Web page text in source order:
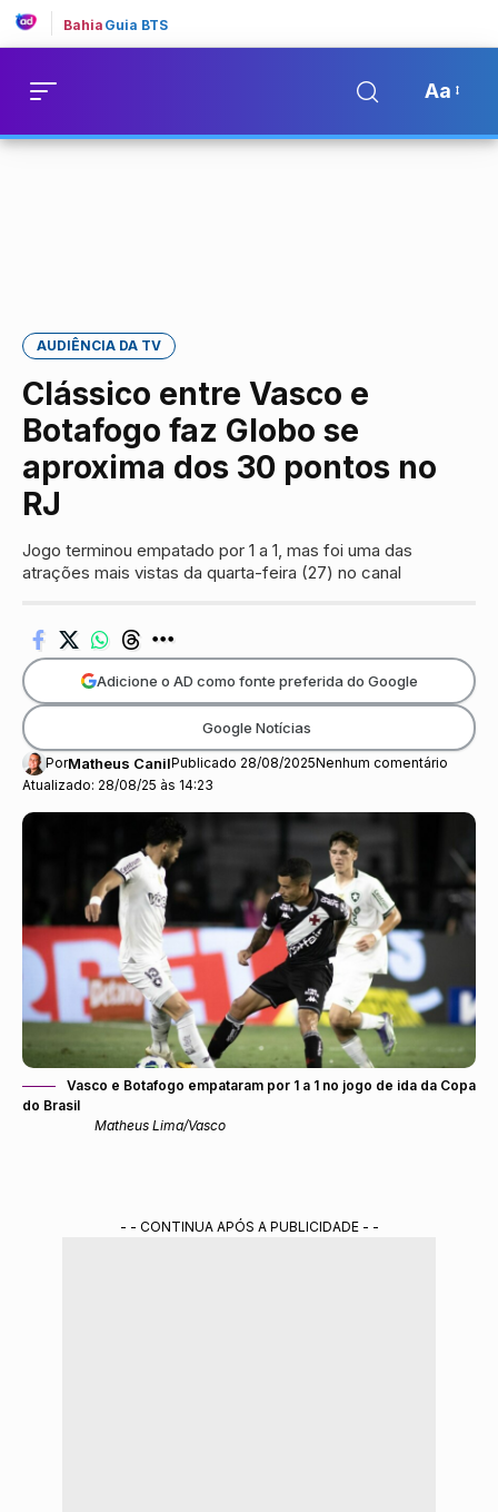
Bahia Guia BTS
Aa
AUDIÊNCIA DA TV
Clássico entre Vasco e
Botafogo faz Globo se
aproxima dos 30 pontos no
RJ
Jogo terminou empatado por 1 a 1, mas foi uma das
atrações mais vistas da quarta-feira (27) no canal
Atualizado: 28/08/25 às 14:23
PorMatheus CanilPublicado 28/08/2025Nenhum comentário
Adicione o AD como fonte preferida do Google
Google Notícias
Vasco e Botafogo empataram por 1 a 1 no jogo de ida da Copa
do Brasil
Matheus Lima/Vasco
- - CONTINUA APÓS A PUBLICIDADE - -